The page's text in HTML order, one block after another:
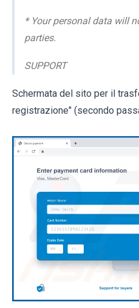
* Your personal data will
parties.
SUPPORT
Schermata del sito per il
registrazione" (secondo